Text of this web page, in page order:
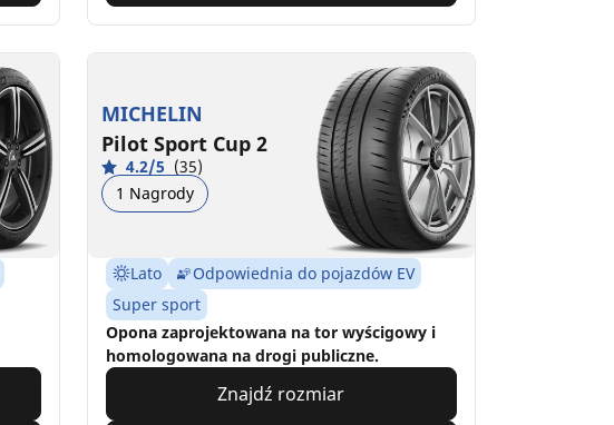
MICHELIN
Pilot Sport Cup 2
4.2/5 (35)
1 Nagrody
Lato
Odpowiednia do pojazdów EV
Super sport
Opona zaprojektowana na tor wyścigowy i
homologowana na drogi publiczne.
Znajdź rozmiar